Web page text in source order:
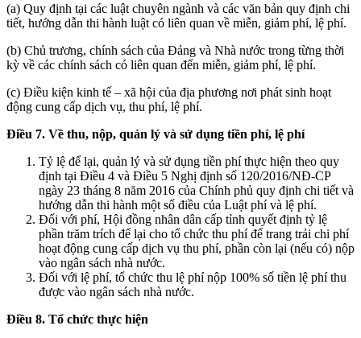
(a) Quy định tại các luật chuyên ngành và các văn bản quy định chi
tiết, hướng dẫn thi hành luật có liên quan về miễn, giảm phí, lệ phí.
(b) Chủ trương, chính sách của Đảng và Nhà nước trong từng thời
kỳ về các chính sách có liên quan đến miễn, giảm phí, lệ phí.
(c) Điều kiện kinh tế – xã hội của địa phương nơi phát sinh hoạt
động cung cấp dịch vụ, thu phí, lệ phí.
Điều 7. Về thu, nộp, quản lý và sử dụng tiền phí, lệ phí
Tỷ lệ để lại, quản lý và sử dụng tiền phí thực hiện theo quy
định tại Điều 4 và Điều 5 Nghị định số 120/2016/NĐ-CP
ngày 23 tháng 8 năm 2016 của Chính phủ quy định chi tiết và
hướng dẫn thi hành một số điều của Luật phí và lệ phí.
Đối với phí, Hội đồng nhân dân cấp tỉnh quyết định tỷ lệ
phần trăm trích để lại cho tổ chức thu phí để trang trải chi phí
hoạt động cung cấp dịch vụ thu phí, phần còn lại (nếu có) nộp
vào ngân sách nhà nước.
Đối với lệ phí, tổ chức thu lệ phí nộp 100% số tiền lệ phí thu
được vào ngân sách nhà nước.
Điều 8. Tổ chức thực hiện